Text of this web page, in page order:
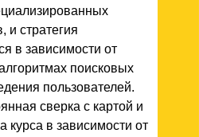
и стратегия
в зависимости от
поисковых
пользователей.
сверка с картой и
курса в зависимости от